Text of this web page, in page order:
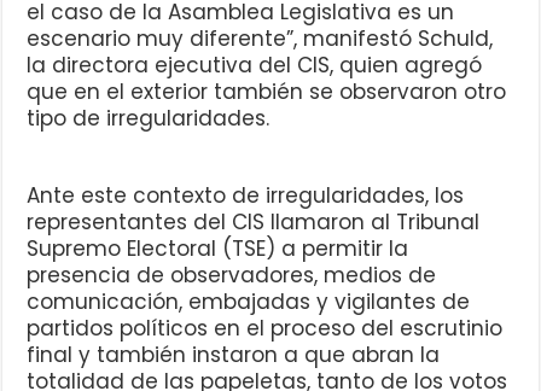
el caso de la Asamblea Legislativa es un
escenario muy diferente”, manifestó Schuld,
la directora ejecutiva del CIS, quien agregó
que en el exterior también se observaron otro
tipo de irregularidades.
Ante este contexto de irregularidades, los
representantes del CIS llamaron al Tribunal
Supremo Electoral (TSE) a permitir la
presencia de observadores, medios de
comunicación, embajadas y vigilantes de
partidos políticos en el proceso del escrutinio
final y también instaron a que abran la
totalidad de las papeletas, tanto de los votos